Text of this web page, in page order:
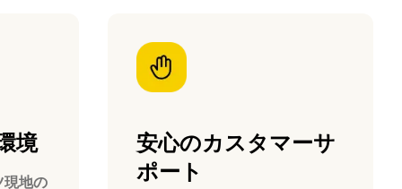
境
地の
安心のカスタマーサ
ポート